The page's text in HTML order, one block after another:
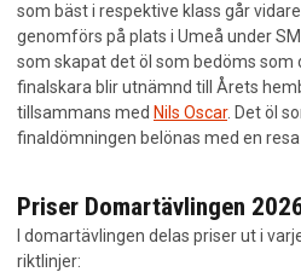
Höstölsträffen
SM i Hembryggd Öl 2026 – 2 maj
Biljetter till SM i hembryggd öl 2026
Etikettävlingen 2026
Folkets val 2026
som bäst i respektive klass går
genomförs på plats i Umeå under
som skapat det öl som bedöms som
finalskara blir utnämnd till Årets
tillsammans med Nils Oscar. Det öl
finaldömningen belönas med en
Priser Domartävlingen
I domartävlingen delas priser ut i
riktlinjer: